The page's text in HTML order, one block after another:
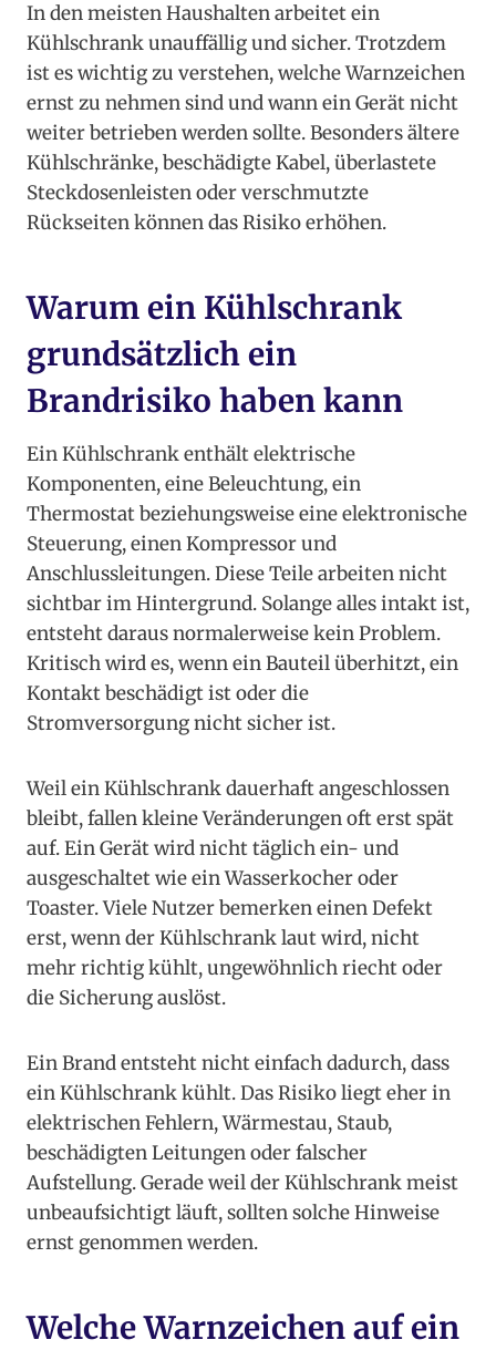
In den meisten Haushalten arbeitet ein
Kühlschrank unauffällig und sicher. Trotzdem
ist es wichtig zu verstehen, welche Warnzeichen
ernst zu nehmen sind und wann ein Gerät nicht
weiter betrieben werden sollte. Besonders ältere
Kühlschränke, beschädigte Kabel, überlastete
Steckdosenleisten oder verschmutzte
Rückseiten können das Risiko erhöhen.
Warum ein Kühlschrank
grundsätzlich ein
Brandrisiko haben kann
Ein Kühlschrank enthält elektrische
Komponenten, eine Beleuchtung, ein
Thermostat beziehungsweise eine elektronische
Steuerung, einen Kompressor und
Anschlussleitungen. Diese Teile arbeiten nicht
sichtbar im Hintergrund. Solange alles intakt ist,
entsteht daraus normalerweise kein Problem.
Kritisch wird es, wenn ein Bauteil überhitzt, ein
Kontakt beschädigt ist oder die
Stromversorgung nicht sicher ist.
Weil ein Kühlschrank dauerhaft angeschlossen
bleibt, fallen kleine Veränderungen oft erst spät
auf. Ein Gerät wird nicht täglich ein- und
ausgeschaltet wie ein Wasserkocher oder
Toaster. Viele Nutzer bemerken einen Defekt
erst, wenn der Kühlschrank laut wird, nicht
mehr richtig kühlt, ungewöhnlich riecht oder
die Sicherung auslöst.
Ein Brand entsteht nicht einfach dadurch, dass
ein Kühlschrank kühlt. Das Risiko liegt eher in
elektrischen Fehlern, Wärmestau, Staub,
beschädigten Leitungen oder falscher
Aufstellung. Gerade weil der Kühlschrank meist
unbeaufsichtigt läuft, sollten solche Hinweise
ernst genommen werden.
Welche Warnzeichen auf ein